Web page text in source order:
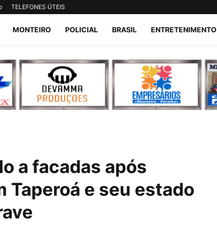
TELEFONES ÚTEIS
MONTEIRO POLICIAL BRASIL ENTRETENIMENTO
a facadas após
Taperoá e seu estado